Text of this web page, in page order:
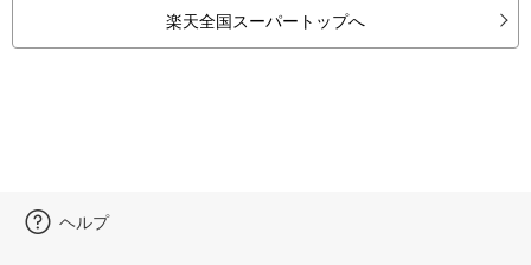
楽天全国スーパートップへ
ヘルプ